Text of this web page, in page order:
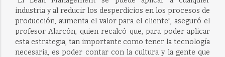
industria y al reducir los desperdicios en los procesos de
producción, aumenta el valor para el cliente”, aseguró el
profesor Alarcón, quien recalcó que, para poder aplicar
esta estrategia, tan importante como tener la tecnología
necesaria, es poder contar con la cultura y la gente que